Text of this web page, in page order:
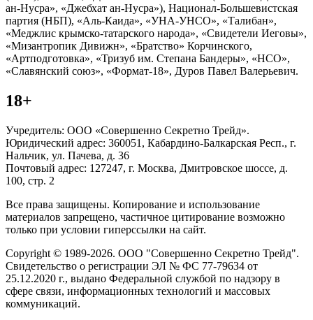
ан-Нусра», «Джебхат ан-Нусра»), Национал-Большевистская
партия (НБП), «Аль-Каида», «УНА-УНСО», «Талибан»,
«Меджлис крымско-татарского народа», «Свидетели Иеговы»,
«Мизантропик Дивижн», «Братство» Корчинского,
«Артподготовка», «Тризуб им. Степана Бандеры», «НСО»,
«Славянский союз», «Формат-18», Дуров Павел Валерьевич.
18+
Учредитель: ООО «Совершенно Секретно Трейд».
Юридический адрес: 360051, Кабардино-Балкарская Респ., г.
Нальчик, ул. Пачева, д. 36
Почтовый адрес: 127247, г. Москва, Дмитровское шоссе, д.
100, стр. 2
Все права защищены. Копирование и использование
материалов запрещено, частичное цитирование возможно
только при условии гиперссылки на сайт.
Copyright © 1989-2026. ООО "Совершенно Секретно Трейд".
Свидетельство о регистрации ЭЛ № ФС 77-79634 от
25.12.2020 г., выдано Федеральной службой по надзору в
сфере связи, информационных технологий и массовых
коммуникаций.